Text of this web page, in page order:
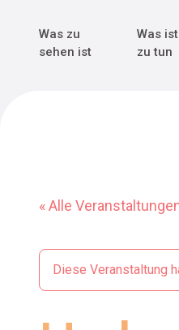
Main
Was zu
sehen ist
Was ist
zu tun
« Alle
Diese Veranstaltung